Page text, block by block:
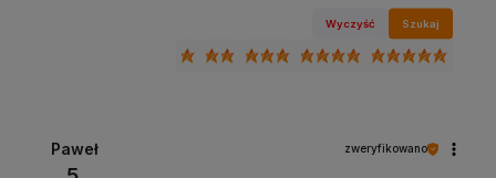
Wyczyść Szukaj
Paweł zweryfikowano